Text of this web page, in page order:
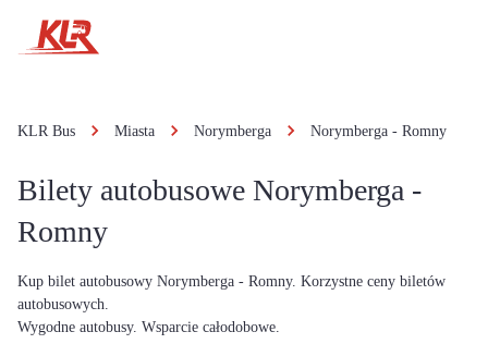
KLR Bus Miasta Norymberga Norymberga - Romny
Bilety autobusowe Norymberga -
Romny
Kup bilet autobusowy Norymberga - Romny. Korzystne ceny biletów
autobusowych.
Wygodne autobusy. Wsparcie całodobowe.